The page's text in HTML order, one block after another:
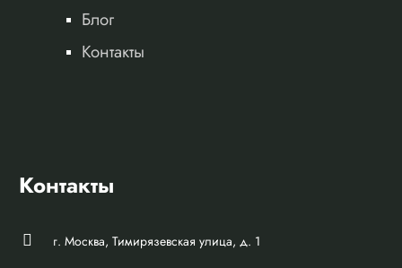
Блог
Контакты
Контакты
г. Москва, Тимирязевская улица, д. 1